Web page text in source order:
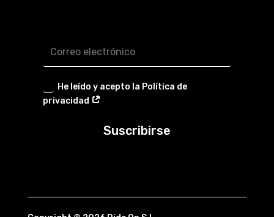
He leído y acepto la Política de
privacidad
Suscribirse